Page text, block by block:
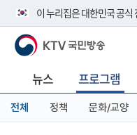
이 누리집은 대한민국 공
공식 누리집 주소 확인하기
니다.
이밖에 or.kr 또는 .kr등 다
서 도메인 주소를 확인해 보세
KTV 국민방송
뉴스 프로그램
전체 정책 문화/교양